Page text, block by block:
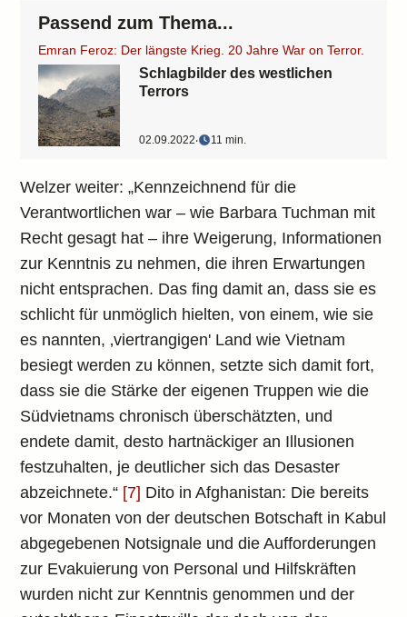
Passend zum Thema...
Emran Feroz: Der längste Krieg. 20 Jahre War on Terror.
Schlagbilder des westlichen
Terrors
02.09.2022‧ 11 min.
Welzer weiter: „Kennzeichnend für die
Verantwortlichen war – wie Barbara Tuchman mit
Recht gesagt hat – ihre Weigerung, Informationen
zur Kenntnis zu nehmen, die ihren Erwartungen
nicht entsprachen. Das fing damit an, dass sie es
schlicht für unmöglich hielten, von einem, wie sie
es nannten, ‚viertrangigen' Land wie Vietnam
besiegt werden zu können, setzte sich damit fort,
dass sie die Stärke der eigenen Truppen wie die
Südvietnams chronisch überschätzten, und
endete damit, desto hartnäckiger an Illusionen
festzuhalten, je deutlicher sich das Desaster
abzeichnete.“ [7] Dito in Afghanistan: Die bereits
vor Monaten von der deutschen Botschaft in Kabul
abgegebenen Notsignale und die Aufforderungen
zur Evakuierung von Personal und Hilfskräften
wurden nicht zur Kenntnis genommen und der